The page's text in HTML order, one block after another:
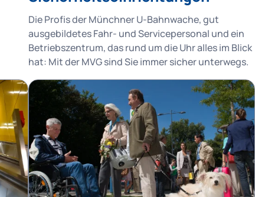
Die Profis der Münchner U-Bahnwache, gut
ausgebildetes Fahr- und Servicepersonal und ein
Betriebszentrum, das rund um die Uhr alles im Blick
hat: Mit der MVG sind Sie immer sicher unterwegs.